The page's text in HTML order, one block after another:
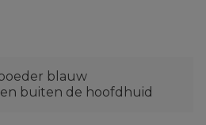
blauw
buiten de hoofdhuid